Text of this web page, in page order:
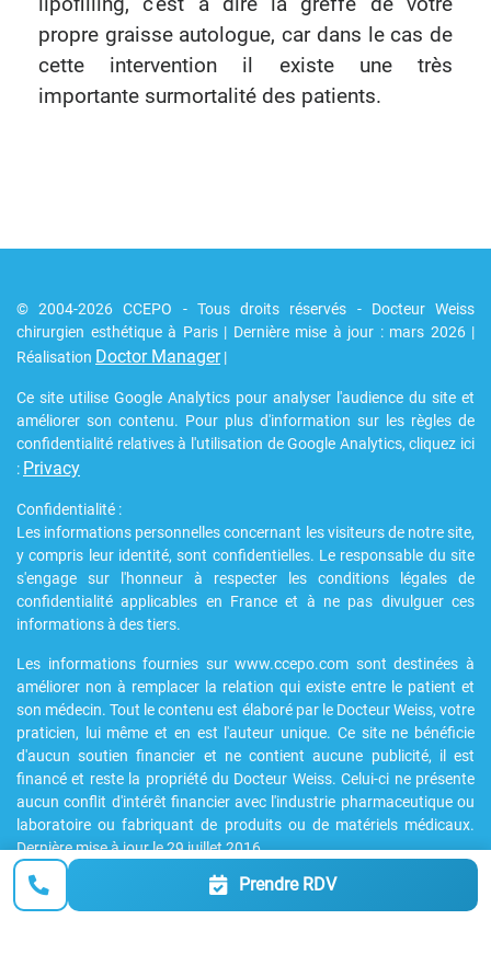
propre graisse autologue, car dans le cas de
cette intervention il existe une très
importante surmortalité des patients.
© 2004-2026 CCEPO - Tous droits réservés - Docteur Weiss
chirurgien esthétique à Paris | Dernière mise à jour : mars 2026 |
Réalisation Doctor Manager|
Ce site utilise Google Analytics pour analyser l'audience du site et
améliorer son contenu. Pour plus d'information sur les règles de
confidentialité relatives à l'utilisation de Google Analytics, cliquez ici
: Privacy
Confidentialité :
Les informations personnelles concernant les visiteurs de notre site,
y compris leur identité, sont confidentielles. Le responsable du site
s'engage sur l'honneur à respecter les conditions légales de
confidentialité applicables en France et à ne pas divulguer ces
informations à des tiers.
Les informations fournies sur www.ccepo.com sont destinées à
améliorer non à remplacer la relation qui existe entre le patient et
son médecin. Tout le contenu est élaboré par le Docteur Weiss, votre
praticien, lui même et en est l'auteur unique. Ce site ne bénéficie
d'aucun soutien financier et ne contient aucune publicité, il est
financé et reste la propriété du Docteur Weiss. Celui-ci ne présente
aucun conflit d'intérêt financier avec l'industrie pharmaceutique ou
laboratoire ou fabriquant de produits ou de matériels médicaux.
Dernière mise à jour le 29 juillet 2016
Prendre RDV